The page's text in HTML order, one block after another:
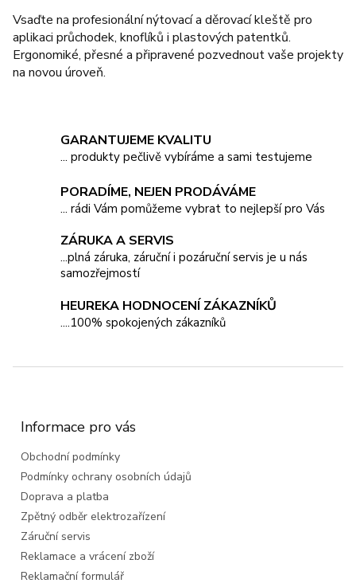
a
c
í
p
v
ý
i
s
u
v
á
n
í
Vsaďte na profesionální nýtovací a děrovací kleště pro
aplikaci průchodek, knoflíků i plastových patentků.
Ergonomiké, přesné a připravené pozvednout vaše projekty
na novou úroveň.
GARANTUJEME KVALITU
... produkty pečlivě vybíráme a sami testujeme
PORADÍME, NEJEN PRODÁVÁME
... rádi Vám pomůžeme vybrat to nejlepší pro Vás
ZÁRUKA A SERVIS
...plná záruka, záruční i pozáruční servis je u nás
samozřejmostí
HEUREKA HODNOCENÍ ZÁKAZNÍKŮ
....100% spokojených zákazníků
Informace pro vás
Obchodní podmínky
Podmínky ochrany osobních údajů
Doprava a platba
Zpětný odběr elektrozařízení
Záruční servis
Reklamace a vrácení zboží
Reklamační formulář